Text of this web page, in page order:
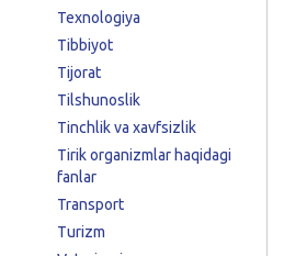
Texnologiya
Tibbiyot
Tijorat
Tilshunoslik
Tinchlik va xavfsizlik
Tirik organizmlar haqidagi
fanlar
Transport
Turizm